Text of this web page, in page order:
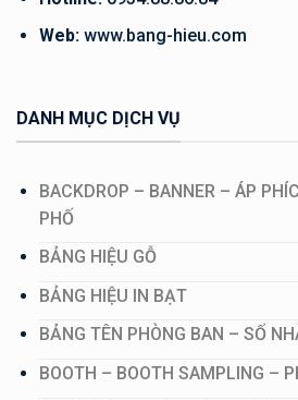
Web:www.bang-hieu.com
DANH MỤC DỊCH VỤ
BACKDROP – BANNER – ÁP
PHỐ
BẢNG HIỆU GỖ
BẢNG HIỆU IN BẠT
BẢNG TÊN PHÒNG BAN – SỐ
BOOTH – BOOTH SAMPLING –